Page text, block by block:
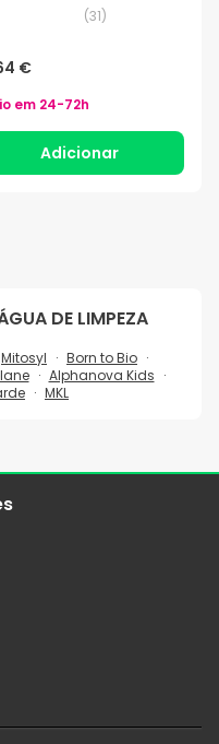
(31)
€
em 24-72h
Adicionar
DE LIMPEZA
Mitosyl
Born to Bio
Alphanova Kids
MKL